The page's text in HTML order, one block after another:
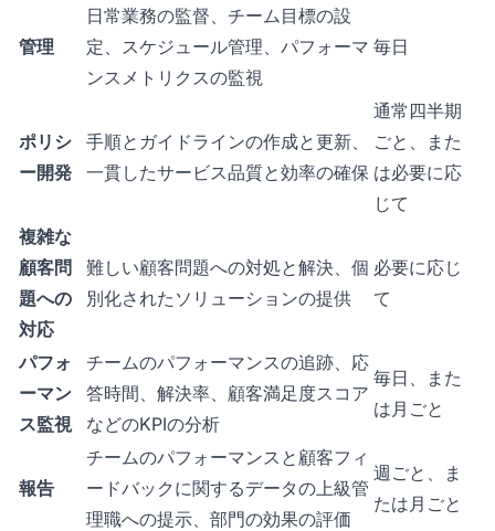
管理
日常業務の監督、チーム目標の設
定、スケジュール管理、パフォーマ
ンスメトリクスの監視
毎日
ポリシ
ー開発
手順とガイドラインの作成と更新、
一貫したサービス品質と効率の確保
通常四半期
ごと、また
は必要に応
じて
複雑な
顧客問
題への
対応
難しい顧客問題への対処と解決、個
別化されたソリューションの提供
必要に応じ
て
パフォ
ーマン
ス監視
チームのパフォーマンスの追跡、応
答時間、解決率、顧客満足度スコア
などのKPIの分析
毎日、また
は月ごと
報告
チームのパフォーマンスと顧客フィ
ードバックに関するデータの上級管
理職への提示、部門の効果の評価
週ごと、ま
たは月ごと